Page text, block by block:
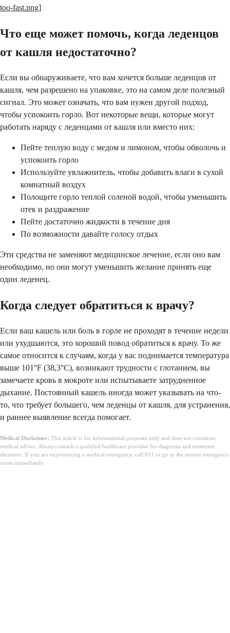
too-fast.png]
Что еще может помочь, когда леденцов
от кашля недостаточно?
Если вы обнаруживаете, что вам хочется больше леденцов от
кашля, чем разрешено на упаковке, это на самом деле полезный
сигнал. Это может означать, что вам нужен другой подход,
чтобы успокоить горло. Вот некоторые вещи, которые могут
работать наряду с леденцами от кашля или вместо них:
Пейте теплую воду с медом и лимоном, чтобы обволочь и
успокоить горло
Используйте увлажнитель, чтобы добавить влаги в сухой
комнатный воздух
Полощите горло теплой соленой водой, чтобы уменьшить
отек и раздражение
Пейте достаточно жидкости в течение дня
По возможности давайте голосу отдых
Эти средства не заменяют медицинское лечение, если оно вам
необходимо, но они могут уменьшить желание принять еще
один леденец.
Когда следует обратиться к врачу?
Если ваш кашель или боль в горле не проходят в течение недели
или ухудшаются, это хороший повод обратиться к врачу. То же
самое относится к случаям, когда у вас поднимается температура
выше 101°F (38,3°C), возникают трудности с глотанием, вы
замечаете кровь в мокроте или испытываете затрудненное
дыхание. Постоянный кашель иногда может указывать на что-
то, что требует большего, чем леденцы от кашля, для устранения,
и раннее выявление всегда помогает.
Medical Disclaimer: This article is for informational purposes only and does not constitute
medical advice. Always consult a qualified healthcare provider for diagnosis and treatment
decisions. If you are experiencing a medical emergency, call 911 or go to the nearest emergency
room immediately.